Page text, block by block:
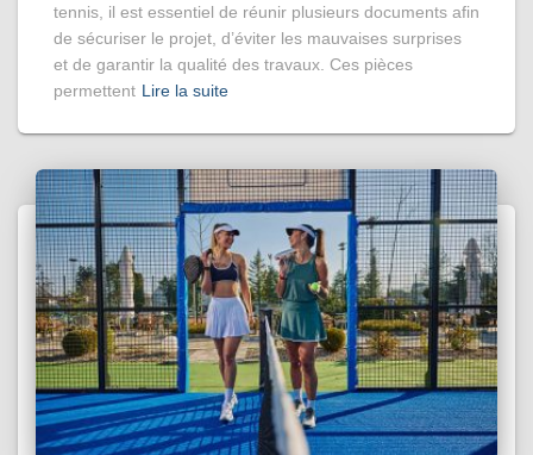
tennis, il est essentiel de réunir plusieurs documents afin
de sécuriser le projet, d’éviter les mauvaises surprises
et de garantir la qualité des travaux. Ces pièces
permettent Lire la suite